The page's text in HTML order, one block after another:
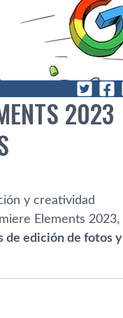
2023
y creatividad
Elements 2023,
de edición de fotos y